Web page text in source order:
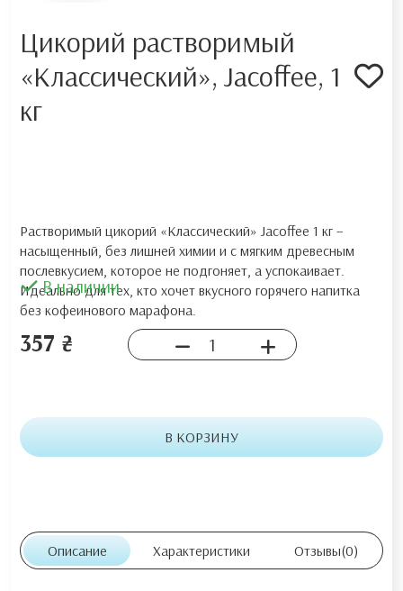
Цикорий растворимый
«Классический», Jacoffee, 1
кг
Растворимый цикорий «Классический» Jacoffee 1 кг –
насыщенный, без лишней химии и с мягким древесным
послевкусием, которое не подгоняет, а успокаивает.
Идеально для тех, кто хочет вкусного горячего напитка
без кофеинового марафона.
В наличии
357 ₴
В КОРЗИНУ
Описание Характеристики Отзывы(0)